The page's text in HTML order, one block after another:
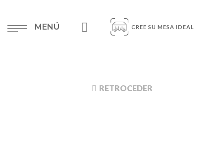
MENÚ CREE SU MESA IDEAL
RETROCEDER